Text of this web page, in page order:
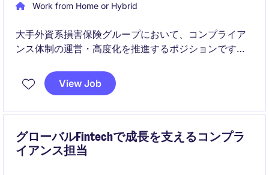
Work from Home or Hybrid
大手外資系損害保険グループにおいて、コンプライア
ンス体制の運営・高度化を推進するポジションです。
応、コンプライアンス文化の醸成に貢献いただきま
す。
View Job
グローバルFintechで成長を支えるコンプラ
イアンス担当